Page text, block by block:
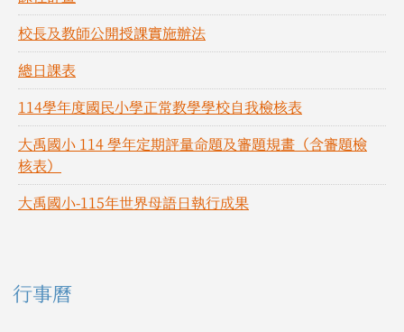
校長及教師公開授課實施辦法
總日課表
114學年度國民小學正常教學學校自我檢核表
大禹國小 114 學年定期評量命題及審題規畫（含審題檢
核表）
大禹國小-115年世界母語日執行成果
右邊區域內容
行事曆